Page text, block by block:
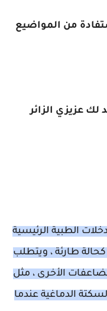
من المواضيع
عزيزي الزائر
الطبية الرئيسية
طارئة ، ويتطلب
الأخرى ، مثل
الدماغية عندما